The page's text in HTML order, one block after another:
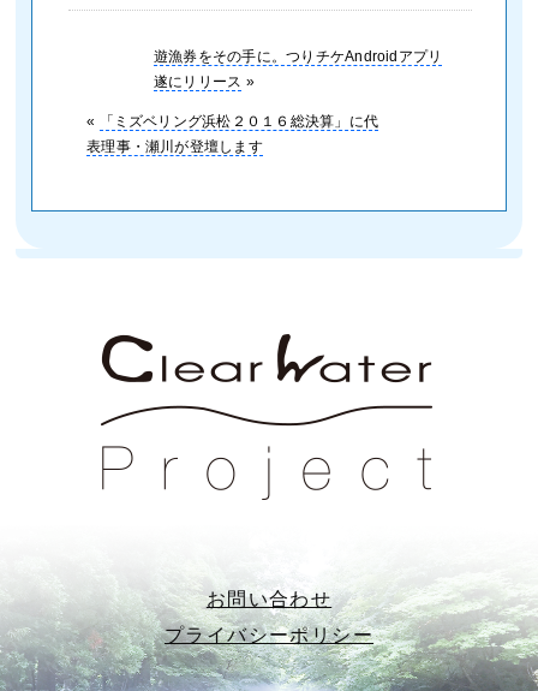
遊漁券をその手に。つりチケAndroidアプリ
遂にリリース »
«
「ミズベリング浜松２０１６総決算」に代
表理事・瀬川が登壇します
お問い合わせ
プライバシーポリシー